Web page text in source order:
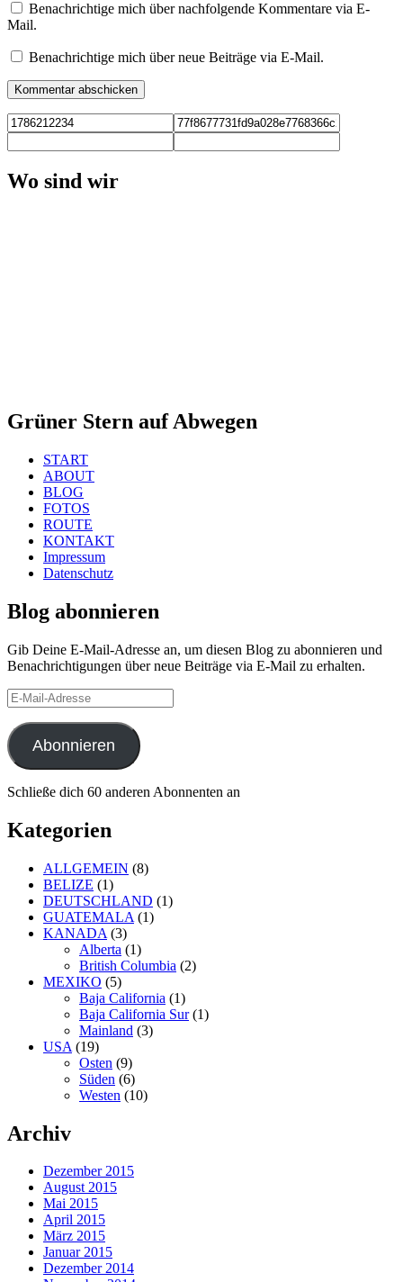
Benachrichtige mich über nachfolgende Kommentare via E-
Mail.
Benachrichtige mich über neue Beiträge via E-Mail.
Wo sind wir
Grüner Stern auf Abwegen
START
ABOUT
BLOG
FOTOS
ROUTE
KONTAKT
Impressum
Datenschutz
Blog abonnieren
Gib Deine E-Mail-Adresse an, um diesen Blog zu abonnieren und
Benachrichtigungen über neue Beiträge via E-Mail zu erhalten.
E-
Mail-
Adresse
Abonnieren
Schließe dich 60 anderen Abonnenten an
Kategorien
ALLGEMEIN (8)
BELIZE (1)
DEUTSCHLAND (1)
GUATEMALA (1)
KANADA (3)
Alberta (1)
British Columbia (2)
MEXIKO (5)
Baja California (1)
Baja California Sur(1)
Mainland (3)
USA (19)
Osten (9)
Süden (6)
Westen (10)
Archiv
Dezember 2015
August 2015
Mai 2015
April 2015
März 2015
Januar 2015
Dezember 2014